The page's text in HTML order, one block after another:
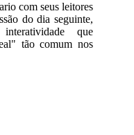
com seus leitores
do dia seguinte,
que
tão comum nos